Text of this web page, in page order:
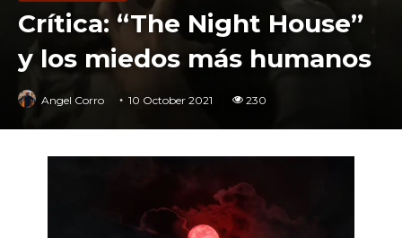
Crítica: “The Night House”
y los miedos más humanos
Angel Corro 10 October 2021 230